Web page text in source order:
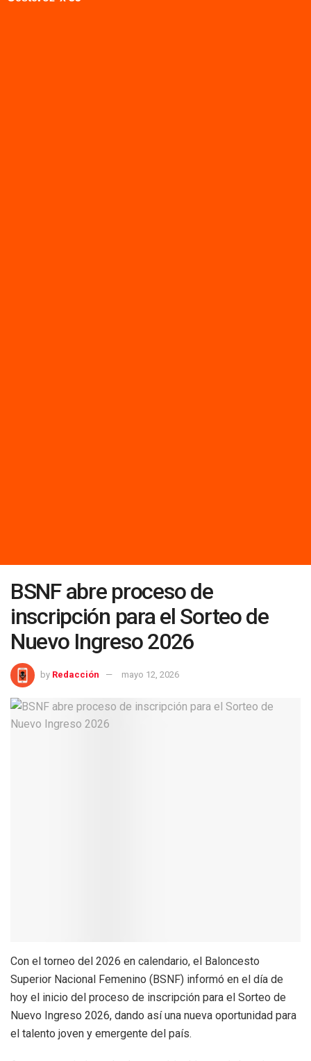
BSNF abre proceso de
inscripción para el Sorteo de
Nuevo Ingreso 2026
by Redacción mayo 12, 2026
Con el torneo del 2026 en calendario, el Baloncesto
Superior Nacional Femenino (BSNF) informó en el día de
hoy el inicio del proceso de inscripción para el Sorteo de
Nuevo Ingreso 2026, dando así una nueva oportunidad para
el talento joven y emergente del país.